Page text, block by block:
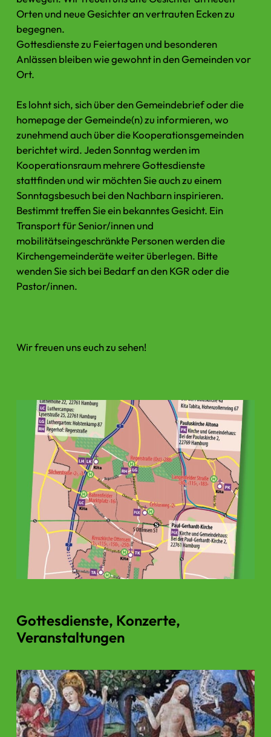
Orten und neue Gesichter an vertrauten Ecken zu
begegnen.
Gottesdienste zu Feiertagen und besonderen
Anlässen bleiben wie gewohnt in den Gemeinden vor
Ort.
Es lohnt sich, sich über den Gemeindebrief oder die
homepage der Gemeinde(n) zu informieren, wo
zunehmend auch über die Kooperationsgemeinden
berichtet wird. Jeden Sonntag werden im
Kooperationsraum mehrere Gottesdienste
stattfinden und wir möchten Sie auch zu einem
Sonntagsbesuch bei den Nachbarn inspirieren.
Bestimmt treffen Sie ein bekanntes Gesicht. Ein
Transport für Senior/innen und
mobilitätseingeschränkte Personen werden die
Kirchengemeinderäte weiter überlegen. Bitte
wenden Sie sich bei Bedarf an den KGR oder die
Pastor/innen.
Wir freuen uns euch zu sehen!
Gottesdienste, Konzerte,
Veranstaltungen